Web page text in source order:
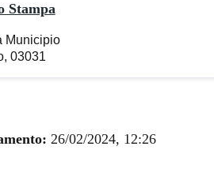
Stampa
Municipio
03031
26/02/2024, 12:26